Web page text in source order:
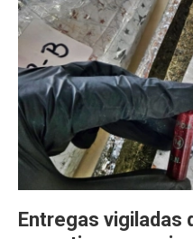
Entregas vigiladas